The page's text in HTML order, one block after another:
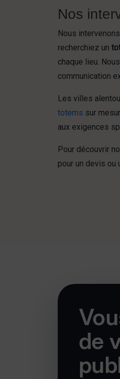
Nos
Nous
recherchiez un
chaque lieu.
communication
Les villes
totems sur
aux exigences
Pour découvrir
pour un devis ou
de